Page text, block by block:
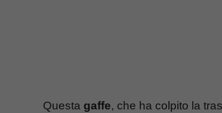
Questa gaffe, che ha colpito la